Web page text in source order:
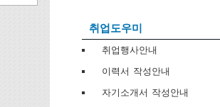
취업도우미
취업행사안내
이력서 작성안내
자기소개서 작성안내